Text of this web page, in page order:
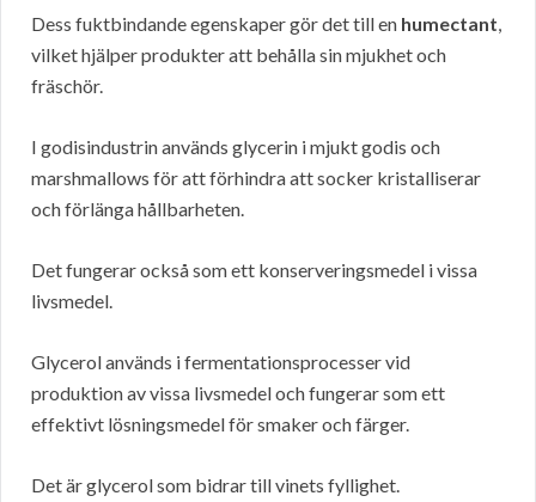
Dess fuktbindande egenskaper gör det till en humectant
vilket hjälper produkter att behålla sin mjukhet och
fräschör.
I godisindustrin används glycerin i mjukt godis och
marshmallows för att förhindra att socker kristalliserar
och förlänga hållbarheten.
Det fungerar också som ett konserveringsmedel i vissa
livsmedel.
Glycerol används i fermentationsprocesser vid
produktion av vissa livsmedel och fungerar som ett
effektivt lösningsmedel för smaker och färger.
Det är glycerol som bidrar till vinets fyllighet.